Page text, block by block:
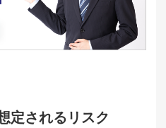
定されるリスク